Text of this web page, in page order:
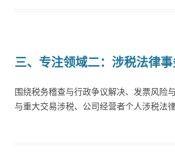
三、 专注领域二：涉税法律
围绕税务稽查与行政争议解决、发票风险
与重大交易涉税、公司经营者个人涉税法